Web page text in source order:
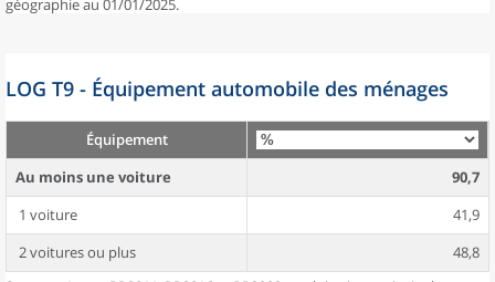
géographie au 01/01/2025.
LOG T9 - Équipement automobile des ménages
Équipement
Au moins une voiture
90,7
1 voiture
41,9
2 voitures ou plus
48,8